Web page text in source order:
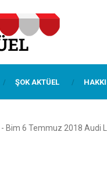
ŞOK AKTÜEL
- Bim 6 Temmuz 2018 Audi